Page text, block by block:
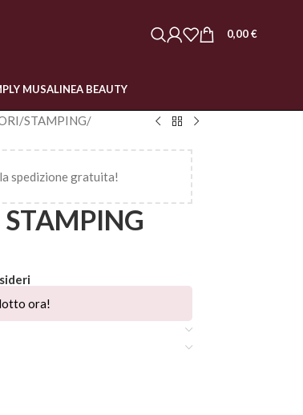
0,00€
MUSALINEA BEAUTY
/STAMPING/
spedizione gratuita!
ora!